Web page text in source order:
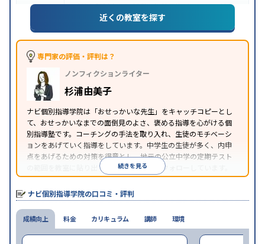
成績保証制度あり授業の振替可能オンライン対応
1科目から受講可能季節講習のみの受講可
※2023年3月調査。小学校高学年の個別指導塾アンケート調査方法を参
近くの教室を探す
専門家の評価・評判は？
ノンフィクションライター
杉浦由美子
ナビ個別指導学院は「おせっかいな先生」をキャッチコピーとし
て、おせっかいなまでの面倒見のよさ、褒める指導を心がける個
別指導塾です。コーチングの手法を取り入れ、生徒のモチベーシ
ョンをあげていく指導をしています。中学生の生徒が多く、内申
点をあげるための対策を得意とし、地元の公立中学の定期テスト
の範囲を教室に貼り出すなど手厚く学習をフォローしています。
オリジナルテキストを使用しており、特に英語は各教科書に合わ
せたテキストを使った「先取り学習」で理解度を深められます。
続きを見る
ナビ個別指導学院の口コミ・評判
成績向上 料金 カリキュラム 講師 環境